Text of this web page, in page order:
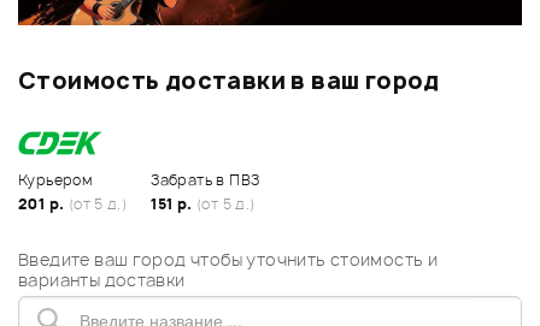
Стоимость доставки в ваш город
Курьером
201 р. (от 5 д.)
Забрать в ПВЗ
151 р. (от 5 д.)
Введите ваш город чтобы уточнить стоимость и
варианты доставки